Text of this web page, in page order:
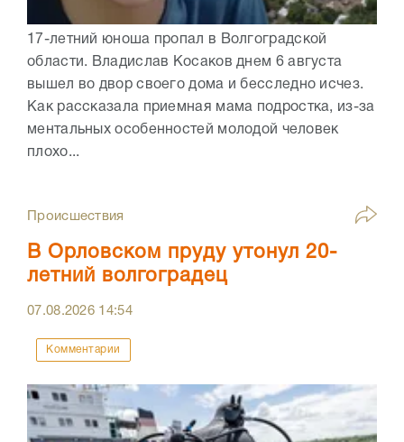
17-летний юноша пропал в Волгоградской
области. Владислав Косаков днем 6 августа
вышел во двор своего дома и бесследно исчез.
Как рассказала приемная мама подростка, из-за
ментальных особенностей молодой человек
плохо...
Происшествия
В Орловском пруду утонул 20-
летний волгоградец
07.08.2026 14:54
Комментарии